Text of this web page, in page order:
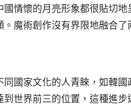
情懷的月亮形象都很貼切
魔術創作沒有界限地融合
國家文化的人青睞，如韓
世界前三的位置，這種進